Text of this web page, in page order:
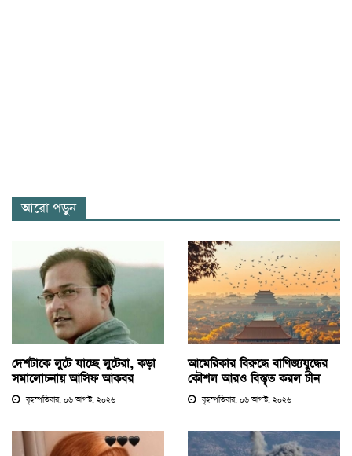
আরো পড়ুন
দেশটাকে লুটে যাচ্ছে লুটেরা, কড়া
সমালোচনায় আসিফ আকবর
বৃহস্পতিবার, ০৬ আগস্ট, ২০২৬
আমেরিকার বিরুদ্ধে বাণিজ্যযুদ্ধের
কৌশল আরও বিস্তৃত করল চীন
বৃহস্পতিবার, ০৬ আগস্ট, ২০২৬